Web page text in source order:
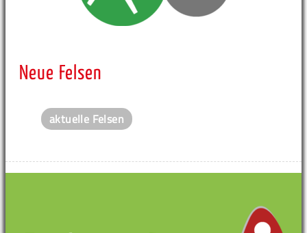
Neue Felsen
aktuelle Felsen